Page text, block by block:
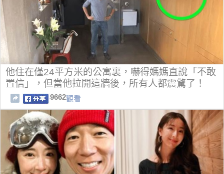
他住在僅24平方米的公寓裏，嚇得媽媽直說「不敢
置信」，但當他拉開這牆後，所有人都震驚了！
9662觀看